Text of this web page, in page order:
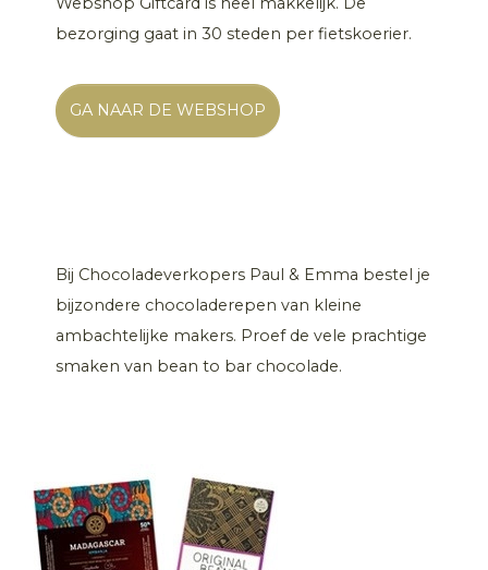
bezorging gaat in 30 steden per fietskoerier.
GA NAAR DE WEBSHOP
Bij Chocoladeverkopers Paul & Emma bestel je
bijzondere chocoladerepen van kleine
ambachtelijke makers. Proef de vele prachtige
smaken van bean to bar chocolade.